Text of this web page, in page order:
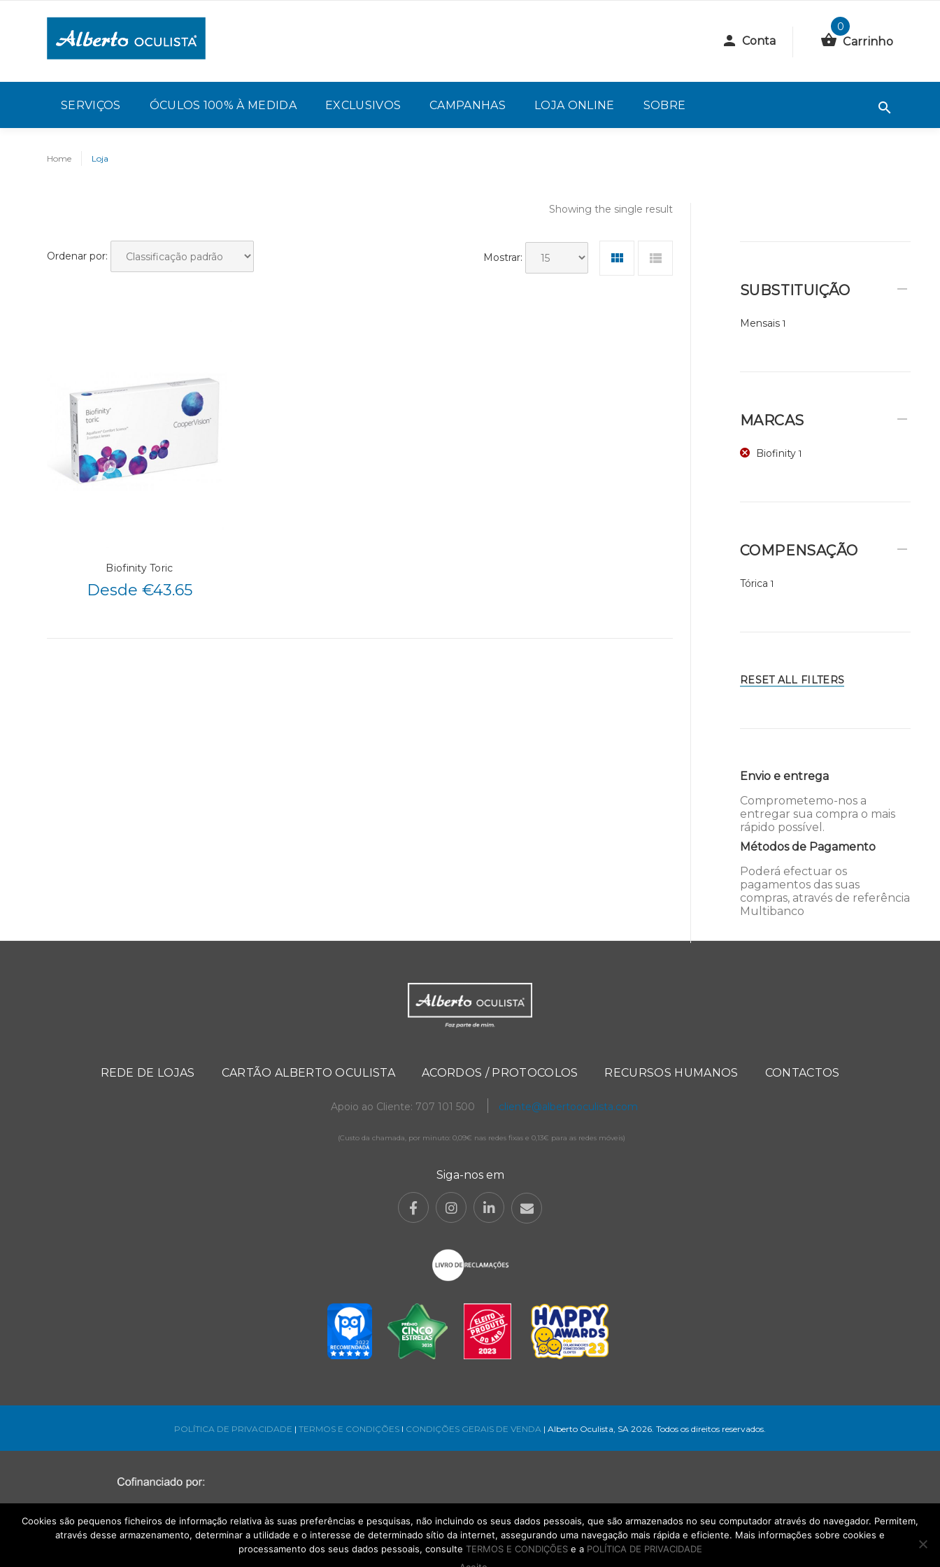
Conta
0
Carrinho
SERVIÇOS ÓCULOS 100% À MEDIDA EXCLUSIVOS CAMPANHAS LOJA ONLINE SOBRE
Home Loja
Showing the single result
Ordenar por: Mostrar:
Biofinity Toric
Desde €43.65
SUBSTITUIÇÃO
Mensais 1
MARCAS
Biofinity 1
COMPENSAÇÃO
Tórica 1
RESET ALL FILTERS
Envio e entrega
Comprometemo-nos a
entregar sua compra o mais
rápido possível.
Métodos de Pagamento
Poderá efectuar os
pagamentos das suas
compras, através de referência
Multibanco
REDE DE LOJAS CARTÃO ALBERTO OCULISTA ACORDOS / PROTOCOLOS RECURSOS HUMANOS CONTACTOS
Apoio ao Cliente: 707 101 500 cliente@albertooculista.com
(Custo da chamada, por minuto: 0,09€ nas redes fixas e 0,13€ para as redes móveis)
Siga-nos em
POLÍTICA DE PRIVACIDADE | TERMOS E CONDIÇÕES l CONDIÇÕES GERAIS DE VENDA | Alberto Oculista, SA 2026. Todos os direitos reservados.
Cookies são pequenos ficheiros de informação relativa às suas preferências e pesquisas, não incluindo os seus dados pessoais, que são armazenados no seu computador através do navegador. Permitem,
através desse armazenamento, determinar a utilidade e o interesse de determinado sítio da internet, assegurando uma navegação mais rápida e eficiente. Mais informações sobre cookies e
processamento dos seus dados pessoais, consulte TERMOS E CONDIÇÕESe a POLÍTICA DE PRIVACIDADE